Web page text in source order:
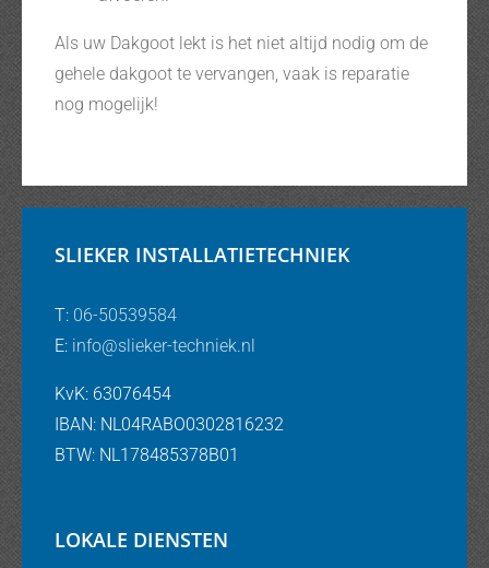
Als uw Dakgoot lekt is het niet altijd nodig om de
gehele dakgoot te vervangen, vaak is reparatie
nog mogelijk!
SLIEKER INSTALLATIETECHNIEK
T: 06-50539584
E: info@slieker-techniek.nl
KvK: 63076454
IBAN: NL04RABO0302816232
BTW: NL178485378B01
LOKALE DIENSTEN